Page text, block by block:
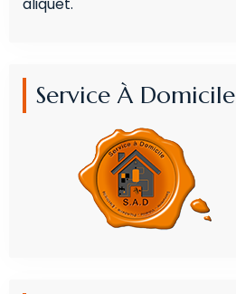
Service À Domicile